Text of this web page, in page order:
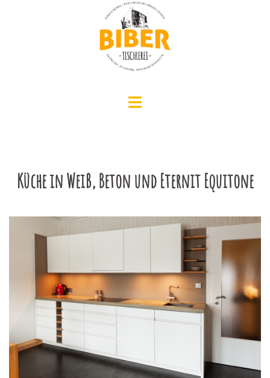
Menü
Küche in Weiß, Beton und Eternit Equitone